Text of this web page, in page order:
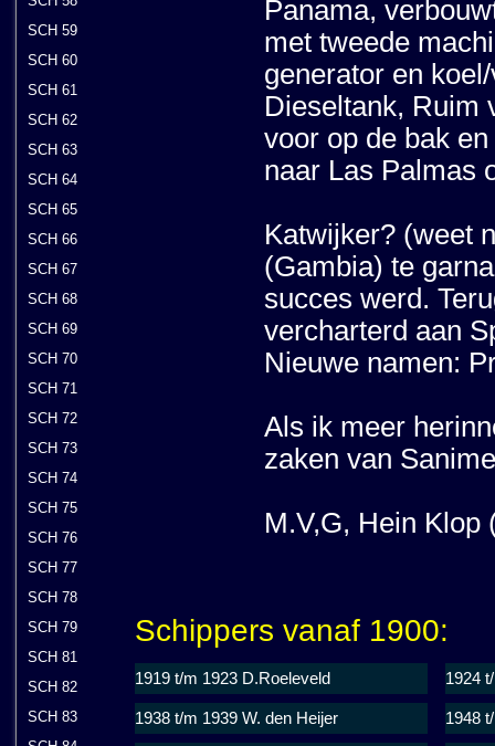
SCH 59
SCH 60
SCH 61
SCH 62
SCH 63
SCH 64
SCH 65
SCH 66
SCH 67
SCH 68
SCH 69
SCH 70
SCH 71
SCH 72
SCH 73
SCH 74
SCH 75
SCH 76
SCH 77
SCH 78
SCH 79
SCH 81
SCH 82
SCH 83
Panama,
met tweede
generator en
Dieseltank, Ruim
voor op de bak
naar Las Palmas
Katwijker? (weet
(Gambia) te
succes werd.
vercharterd aan
Nieuwe namen:
Als ik meer
zaken van
M.V,G, Hein Klop
Schippers vanaf 1900:
1919 t/m 1923 D.Roeleveld 1924
1938 t/m 1939 W. den Heijer 1948